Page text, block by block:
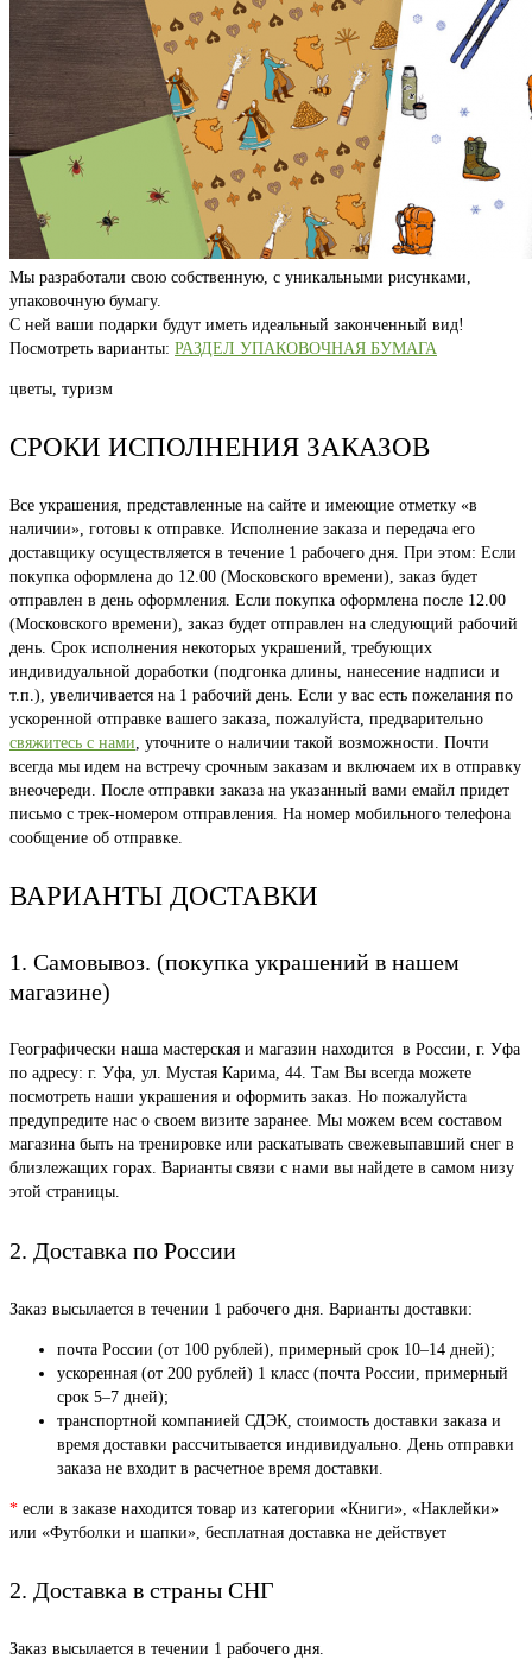
Мы разработали свою собственную, с уникальными рисунками,
упаковочную бумагу.
С ней ваши подарки будут иметь идеальный законченный вид!
Посмотреть варианты: РАЗДЕЛ УПАКОВОЧНАЯ БУМАГА
цветы, туризм
СРОКИ ИСПОЛНЕНИЯ ЗАКАЗОВ
Все украшения, представленные на сайте и имеющие отметку «в
наличии», готовы к отправке. Исполнение заказа и передача его
доставщику осуществляется в течение 1 рабочего дня. При этом: Если
покупка оформлена до 12.00 (Московского времени), заказ будет
отправлен в день оформления. Если покупка оформлена после 12.00
(Московского времени), заказ будет отправлен на следующий рабочий
день. Срок исполнения некоторых украшений, требующих
индивидуальной доработки (подгонка длины, нанесение надписи и
т.п.), увеличивается на 1 рабочий день. Если у вас есть пожелания по
ускоренной отправке вашего заказа, пожалуйста, предварительно
свяжитесь с нами, уточните о наличии такой возможности. Почти
всегда мы идем на встречу срочным заказам и включаем их в отправку
внеочереди. После отправки заказа на указанный вами емайл придет
письмо с трек-номером отправления. На номер мобильного телефона
сообщение об отправке.
ВАРИАНТЫ ДОСТАВКИ
1. Самовывоз. (покупка украшений в нашем
магазине)
Географически наша мастерская и магазин находится в России, г. Уфа
по адресу: г. Уфа, ул. Мустая Карима, 44. Там Вы всегда можете
посмотреть наши украшения и оформить заказ. Но пожалуйста
предупредите нас о своем визите заранее. Мы можем всем составом
магазина быть на тренировке или раскатывать свежевыпавший снег в
близлежащих горах. Варианты связи с нами вы найдете в самом низу
этой страницы.
2. Доставка по России
Заказ высылается в течении 1 рабочего дня. Варианты доставки:
почта России (от 100 рублей), примерный срок 10–14 дней);
ускоренная (от 200 рублей) 1 класс (почта России, примерный
срок 5–7 дней);
транспортной компанией СДЭК, стоимость доставки заказа и
время доставки рассчитывается индивидуально. День отправки
заказа не входит в расчетное время доставки.
* если в заказе находится товар из категории «Книги», «Наклейки»
или «Футболки и шапки», бесплатная доставка не действует
2. Доставка в страны СНГ
Заказ высылается в течении 1 рабочего дня.